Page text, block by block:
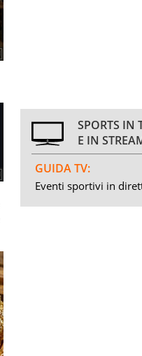
SPORTS IN
E IN
GUIDA TV:
Eventi sportivi in